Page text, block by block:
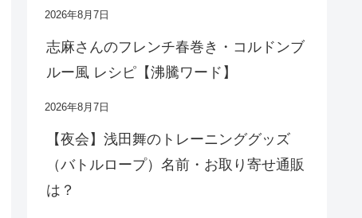
2026年8月7日
志麻さんのフレンチ春巻き・コルドンブ
ルー風 レシピ【沸騰ワード】
2026年8月7日
【夜会】浅田舞のトレーニンググッズ
（バトルロープ）名前・お取り寄せ通販
は？